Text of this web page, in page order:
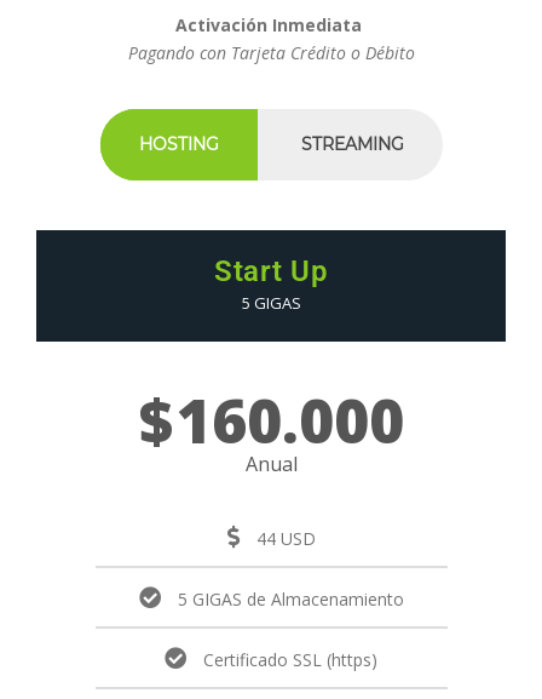
Activación Inmediata
Pagando con Tarjeta Crédito o Débito
HOSTING STREAMING
Start Up
5 GIGAS
$160.000
Anual
44 USD
5 GIGAS de Almacenamiento
Certificado SSL (https)